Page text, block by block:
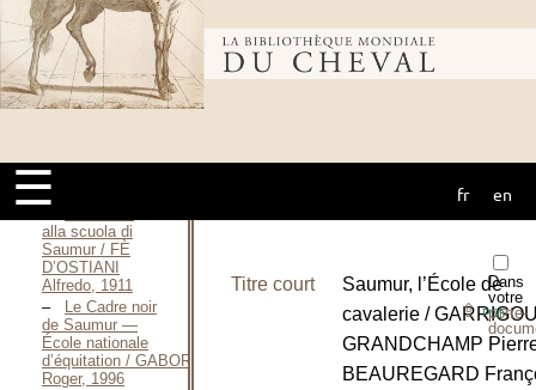
Bibliothèque
mondiale du
cheval
☰ fr en
La Garde
Républicaine à
Paris / Garde
républicaine,
1995
D’ESPEREY
Patrice, 1999
alla scuola di
Saumur / FÈ
D’OSTIANI
Alfredo, 1911
Le Cadre noir
de Saumur —
École nationale
d’équitation / GABORIEAU
Roger, 1996
Dans
votre
porte-
⇪PDF
Titre court
Saumur, l’École de
cavalerie /
GRANDCHAMP
BEAUREGARD